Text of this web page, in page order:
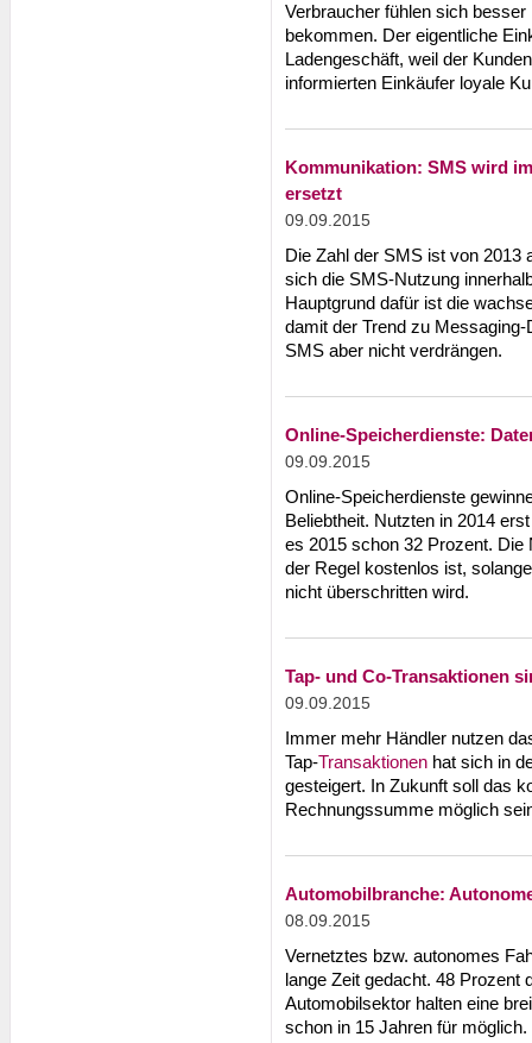
Verbraucher fühlen sich
bekommen. Der eigentliche
Ladengeschäft, weil der
informierten Einkäufer loyale
Kommunikation: SMS wird
ersetzt
09.09.2015
Die Zahl der SMS ist von 2013
sich die SMS-Nutzung
Hauptgrund dafür ist die
damit der Trend zu
SMS aber nicht verdrängen.
Online-Speicherdienste:
09.09.2015
Online-Speicherdienste
Beliebtheit. Nutzten in 2014
es 2015 schon 32 Prozent. Die
der Regel kostenlos ist,
nicht überschritten wird.
Tap- und Co-Transaktionen
09.09.2015
Immer mehr Händler nutzen
Tap-Transaktionen hat sich in
gesteigert. In Zukunft soll das
Rechnungssumme möglich
Automobilbranche:
08.09.2015
Vernetztes bzw. autonomes
lange Zeit gedacht. 48 Prozent
Automobilsektor halten eine
schon in 15 Jahren für